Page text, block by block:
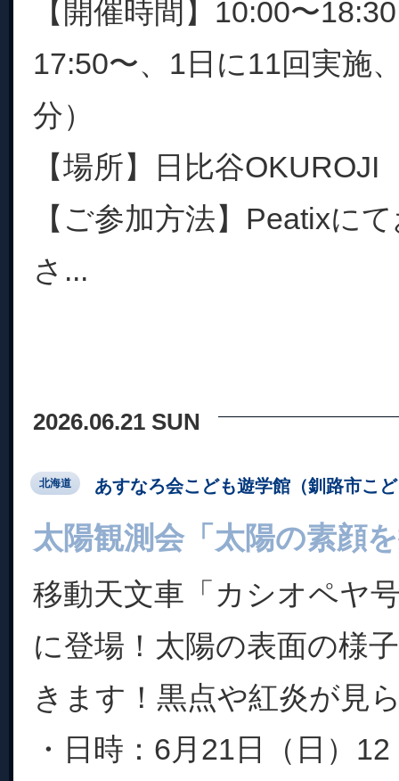
【開催時間】10:00〜
17:50〜、1日に11回実施
分）
【場所】日比谷OKUROJI
【ご参加方法】Peatixに
さ...
2026.06.21 SUN
北海道 あすなろ会こども遊学館（釧路市こ
太陽観測会「太陽の素顔
移動天文車「カシオペヤ
に登場！太陽の表面の様
きます！黒点や紅炎が見
・日時：6月21日（日）